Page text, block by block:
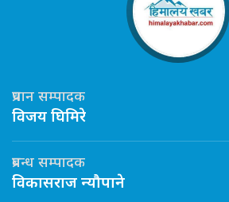
प्रधान सम्पादक
विजय घिमिरे
प्रबन्ध सम्पादक
विकासराज न्यौपाने